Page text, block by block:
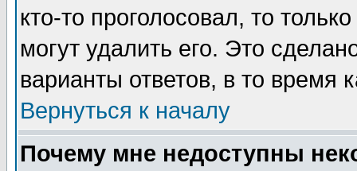
кто-то проголосовал, то
могут удалить его. Это
варианты ответов, в то время
Вернуться к началу
Почему мне недоступны